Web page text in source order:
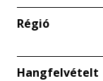
Régió
Hangfelvételt